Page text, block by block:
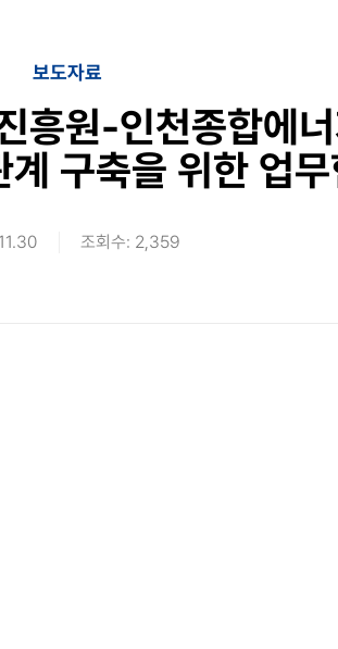
보도자료
흥원-인천종합에
구축을 위한 업
조회수: 2,359